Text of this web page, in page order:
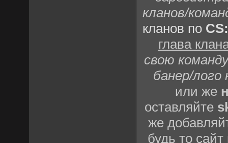
кланов/
кланов по
глава
свою
банер/лого
или же
оставляйте
же
будь то сайт